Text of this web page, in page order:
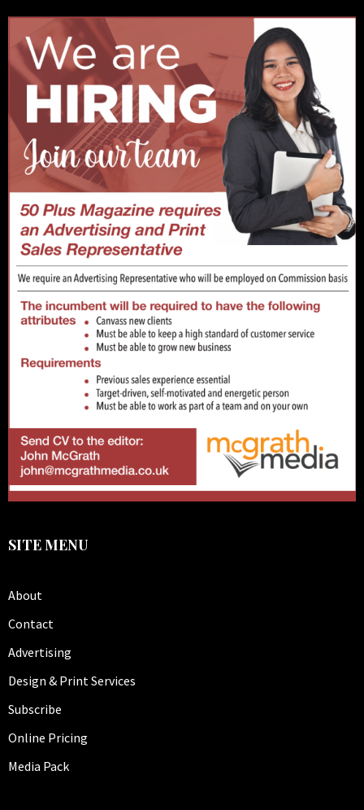
SITE MENU
About
Contact
Advertising
Design & Print Services
Subscribe
Online Pricing
Media Pack